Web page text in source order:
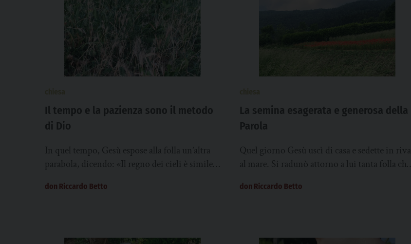
Il tempo e la pazienza sono il metodo
di Dio
In quel tempo, Gesù espose alla folla un’altra
parabola, dicendo: «Il regno dei cieli è simile a
don Riccardo Betto
La semina esagerata e generosa della
Parola
Quel giorno Gesù uscì di casa e sedette in riva
al mare. Si radunò attorno a lui tanta folla che
don Riccardo Betto